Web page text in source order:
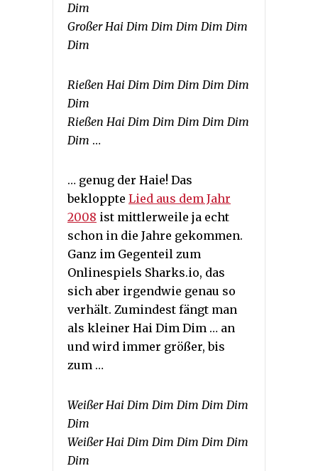
Dim
Großer Hai Dim Dim Dim Dim Dim
Dim
Rießen Hai Dim Dim Dim Dim Dim
Dim
Rießen Hai Dim Dim Dim Dim Dim
Dim …
… genug der Haie! Das
bekloppte Lied aus dem Jahr
2008 ist mittlerweile ja echt
schon in die Jahre gekommen.
Ganz im Gegenteil zum
Onlinespiels Sharks.io, das
sich aber irgendwie genau so
verhält. Zumindest fängt man
als kleiner Hai Dim Dim … an
und wird immer größer, bis
zum …
Weißer Hai Dim Dim Dim Dim Dim
Dim
Weißer Hai Dim Dim Dim Dim Dim
Dim